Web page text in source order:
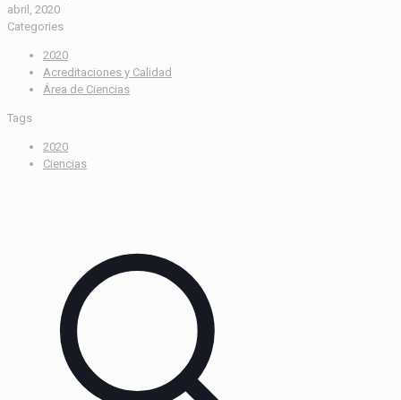
abril, 2020
Categories
2020
Acreditaciones y Calidad
Área de Ciencias
Tags
2020
Ciencias